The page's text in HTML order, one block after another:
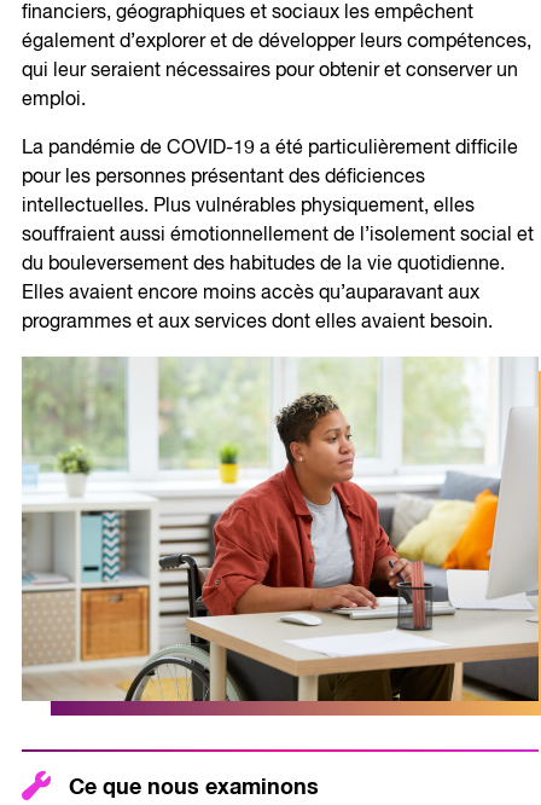
financiers, géographiques et sociaux les empêchent
également d’explorer et de développer leurs compétences,
qui leur seraient nécessaires pour obtenir et conserver un
emploi.
La pandémie de COVID-19 a été particulièrement difficile
pour les personnes présentant des déficiences
intellectuelles. Plus vulnérables physiquement, elles
souffraient aussi émotionnellement de l’isolement social et
du bouleversement des habitudes de la vie quotidienne.
Elles avaient encore moins accès qu’auparavant aux
programmes et aux services dont elles avaient besoin.
Ce que nous examinons